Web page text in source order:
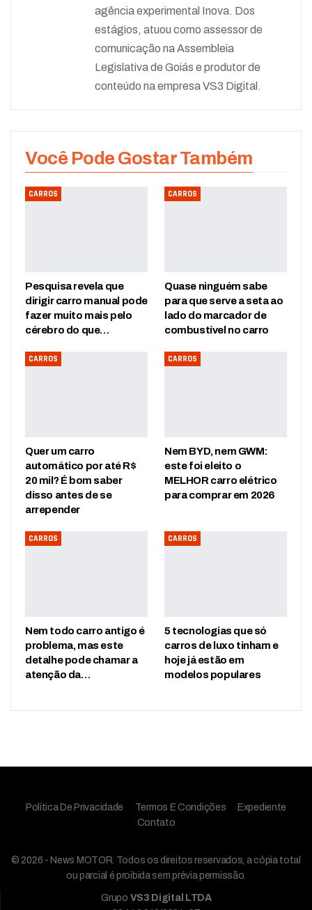
agência experimental Inova. Dos
estágios, atuou como assessor de
comunicação na Assembleia
Legislativa de Goiás e produtor de
conteúdo na empresa VS3 Digital.
Você Pode Gostar Também
CARROS
Pesquisa revela que
dirigir carro manual pode
fazer muito mais pelo
cérebro do que…
CARROS
Quase ninguém sabe
para que serve a seta ao
lado do marcador de
combustível no carro
CARROS
Quer um carro
automático por até R$
20 mil? É bom saber
disso antes de se
arrepender
CARROS
Nem BYD, nem GWM:
este foi eleito o
MELHOR carro elétrico
para comprar em 2026
CARROS
Nem todo carro antigo é
problema, mas este
detalhe pode chamar a
atenção da…
CARROS
5 tecnologias que só
carros de luxo tinham e
hoje já estão em
modelos populares
Política De Privacidade Termos E Condições
Expediente
Contato
© 2026 - News MOTOR. Todos os direitos reservados, a cópia total
ou parcial é proibida sem prévia permissão.
Grupo VS3 Digital LTDA